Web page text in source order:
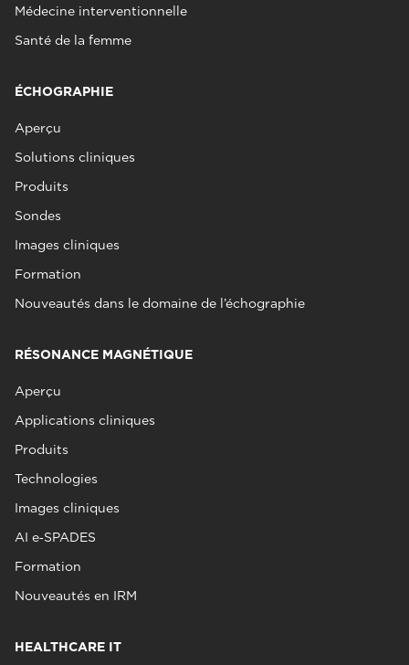
Médecine interventionnelle
Santé de la femme
ÉCHOGRAPHIE
Aperçu
Solutions cliniques
Produits
Sondes
Images cliniques
Formation
Nouveautés dans le domaine de l’échographie
RÉSONANCE MAGNÉTIQUE
Aperçu
Applications cliniques
Produits
Technologies
Images cliniques
AI e‑SPADES
Formation
Nouveautés en IRM
HEALTHCARE IT